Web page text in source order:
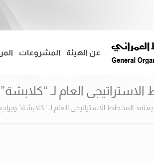
عن الهيئة المشروعات
العام لـ
المخطط الاستراتيجى العام لـ “كلابشة”